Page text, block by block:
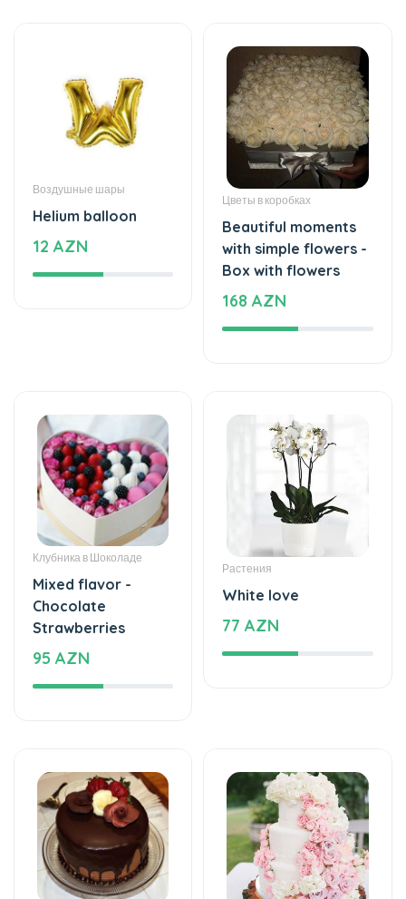
Воздушные шары
Helium balloon
12 AZN
Цветы в коробках
Beautiful moments
with simple flowers -
Box with flowers
168 AZN
Клубника в Шоколаде
Mixed flavor -
Chocolate
Strawberries
95 AZN
White love
Торты
The taste of love
125 AZN
Торты
The cake of love
859 AZN